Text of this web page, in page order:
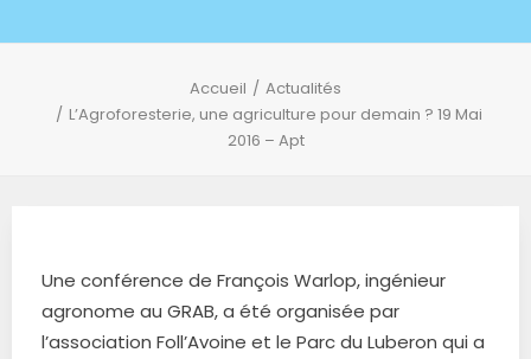
Accueil
Actualités
L’Agroforesterie, une agriculture pour demain ? 19 Mai
2016 – Apt
Une conférence de François Warlop, ingénieur
agronome au GRAB, a été organisée par
l’association Foll’Avoine et le Parc du Luberon qui a